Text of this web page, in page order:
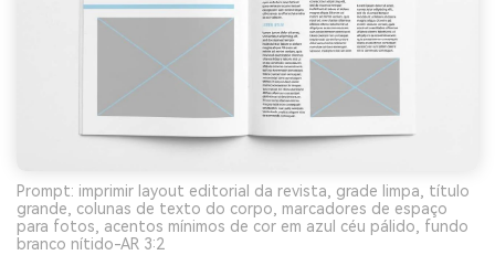
Prompt: imprimir layout editorial da revista, grade limpa, título
grande, colunas de texto do corpo, marcadores de espaço
para fotos, acentos mínimos de cor em azul céu pálido, fundo
branco nítido-AR 3:2